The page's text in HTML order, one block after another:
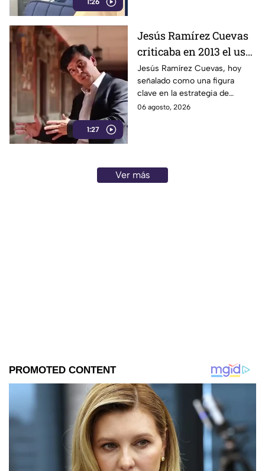
1:26
estatal.
1:27
Jesús Ramírez Cuevas
criticaba en 2013 el uso
de la publicidad oficial
para censurar a los
medios de
comunicación.
Jesús Ramírez Cuevas, hoy
señalado como una figura
clave en la estrategia de
censura del gobierno, criticaba
06 agosto, 2026
Ver más